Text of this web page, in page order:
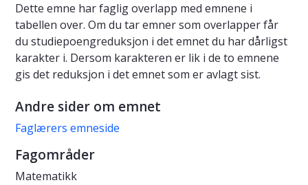
Dette emne har faglig overlapp med emnene i
tabellen over. Om du tar emner som overlapper får
du studiepoengreduksjon i det emnet du har dårligst
karakter i. Dersom karakteren er lik i de to emnene
gis det reduksjon i det emnet som er avlagt sist.
Andre sider om emnet
Faglærers emneside
Fagområder
Matematikk